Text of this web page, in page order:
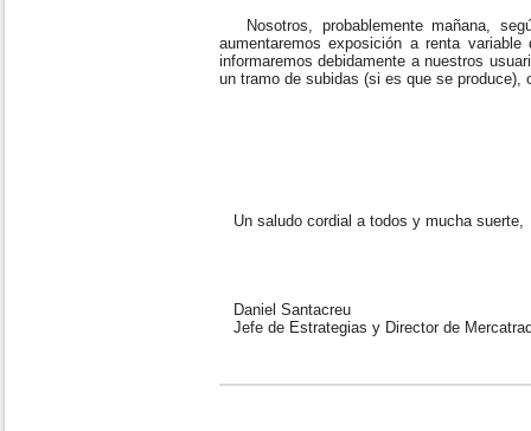
Nosotros, probablemente mañana,
aumentaremos exposición a renta
informaremos debidamente a nuestros
un tramo de subidas (si es que se produce),
Un saludo cordial a todos y mucha suerte,
Daniel Santacreu
Jefe de Estrategias y Director de